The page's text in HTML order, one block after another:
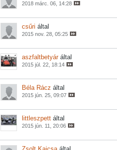
2018 márc. 06, 14:28
csűri által
2015 nov. 28, 05:25
aszfaltbetyáráltal
2015 júl. 22, 18:14
Béla Rácz által
2015 jún. 25, 09:07
littleszpett által
2015 jún. 11, 20:06